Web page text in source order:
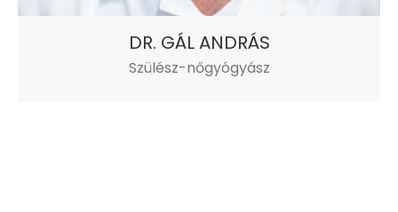
DR. GÁL ANDRÁS
Szülész-nőgyógyász